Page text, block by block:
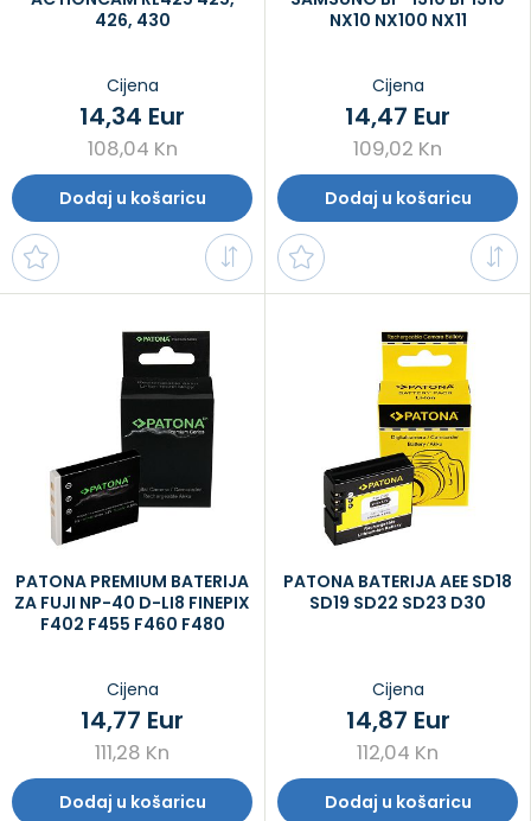
426, 430
Cijena
108,04 Kn
14,34 Eur
Dodaj u košaricu
NX10 NX100 NX11
Cijena
109,02 Kn
14,47 Eur
Dodaj u košaricu
PATONA PREMIUM BATERIJA
ZA FUJI NP-40 D-LI8 FINEPIX
F402 F455 F460 F480
Cijena
111,28 Kn
14,77 Eur
Dodaj u košaricu
PATONA BATERIJA AEE SD18
SD19 SD22 SD23 D30
Cijena
112,04 Kn
14,87 Eur
Dodaj u košaricu